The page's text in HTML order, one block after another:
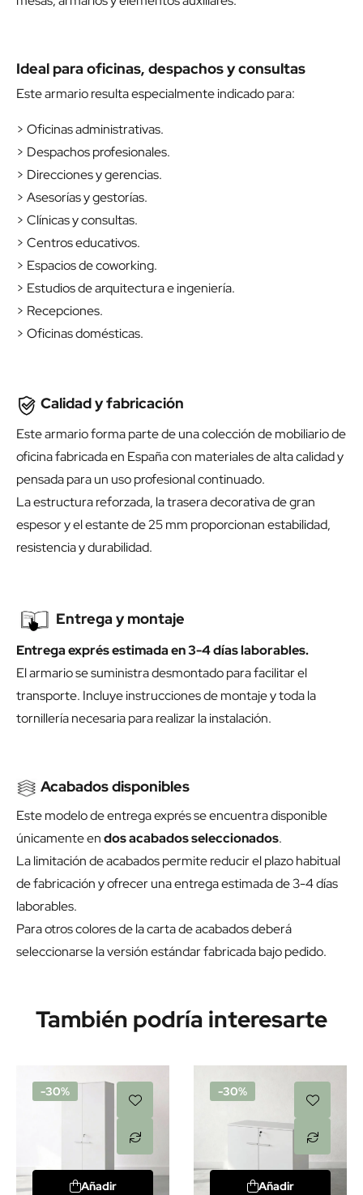
Ideal para oficinas, despachos y consultas
Este armario resulta especialmente indicado para:
> Oficinas administrativas.
> Despachos profesionales.
> Direcciones y gerencias.
> Asesorías y gestorías.
> Clínicas y consultas.
> Centros educativos.
> Espacios de coworking.
> Estudios de arquitectura e ingeniería.
> Recepciones.
> Oficinas domésticas.
Calidad y fabricación
Este armario forma parte de una colección de mobiliario de
oficina fabricada en España con materiales de alta calidad y
pensada para un uso profesional continuado.
La estructura reforzada, la trasera decorativa de gran
espesor y el estante de 25 mm proporcionan estabilidad,
resistencia y durabilidad.
Entrega y montaje
Entrega exprés estimada en 3-4 días laborables.
El armario se suministra desmontado para facilitar el
transporte. Incluye instrucciones de montaje y toda la
tornillería necesaria para realizar la instalación.
Acabados disponibles
Este modelo de entrega exprés se encuentra disponible
únicamente endos acabados seleccionados.
La limitación de acabados permite reducir el plazo habitual
de fabricación y ofrecer una entrega estimada de 3-4 días
laborables.
Para otros colores de la carta de acabados deberá
seleccionarse la versión estándar fabricada bajo pedido.
También podría interesarte
-30%
Añadir
-30%
Añadir